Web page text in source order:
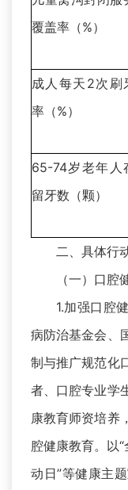
覆盖率（%）
成人每天2次刷
率（%）
65-74岁老年人
留牙数（颗）
二、具体行
（一）口腔
1.加强口腔
病防治基金会、
制与推广规范化
者、口腔专业学
康教育师资培养
腔健康教育。以
动日”等健康主